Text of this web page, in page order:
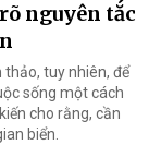
nguyên tắc
tuy nhiên, để
sống một cách
cho rằng, cần
biển.